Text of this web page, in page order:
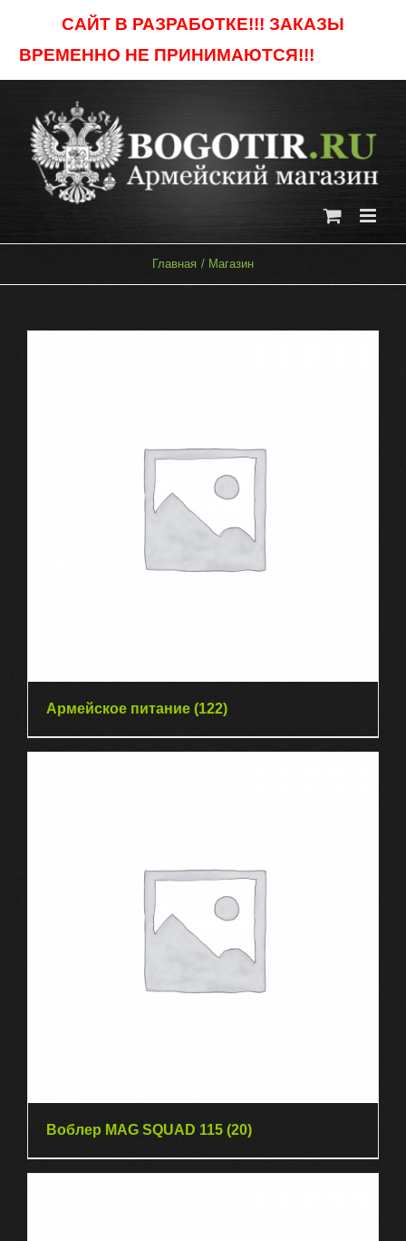
САЙТ В РАЗРАБОТКЕ!!! ЗАКАЗЫ
ВРЕМЕННО НЕ ПРИНИМАЮТСЯ!!!
content
Главная Магазин
Армейское питание (122)
Воблер MAG SQUAD 115 (20)